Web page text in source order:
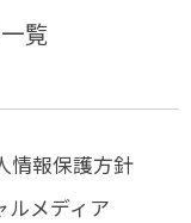
覧
情報保護方針
ルメディア